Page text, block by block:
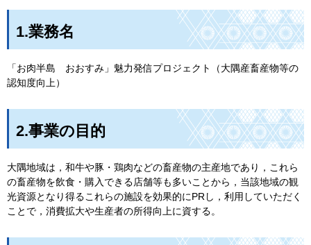
1.業務名
「お肉半島 おおすみ」魅力発信プロジェクト（大隅産畜産物等の
認知度向上）
2.事業の目的
大隅地域は，和牛や豚・鶏肉などの畜産物の主産地であり，これら
の畜産物を飲食・購入できる店舗等も多いことから，当該地域の観
光資源となり得るこれらの施設を効果的にPRし，利用していただく
ことで，消費拡大や生産者の所得向上に資する。